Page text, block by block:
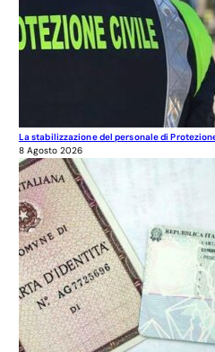
La stabilizzazione del personale di
8 Agosto 2026